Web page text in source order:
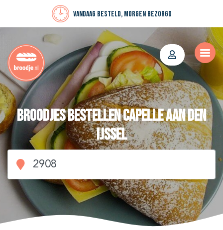
Vandaag besteld, morgen bezorgd
Broodjes bestellen Capelle aan den
IJssel